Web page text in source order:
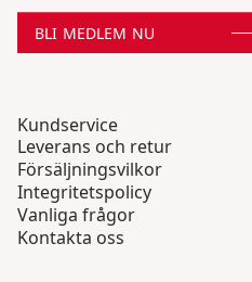
BLI MEDLEM NU
Kundservice
Leverans och retur
Försäljningsvilkor
Integritetspolicy
Vanliga frågor
Kontakta oss